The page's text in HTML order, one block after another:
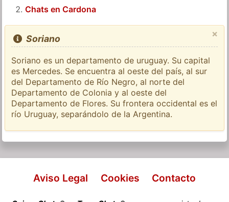
Chats en Cardona
×
Soriano
Soriano es un departamento de uruguay. Su capital
es Mercedes. Se encuentra al oeste del país, al sur
del Departamento de Río Negro, al norte del
Departamento de Colonia y al oeste del
Departamento de Flores. Su frontera occidental es el
río Uruguay, separándolo de la Argentina.
Aviso Legal Cookies Contacto